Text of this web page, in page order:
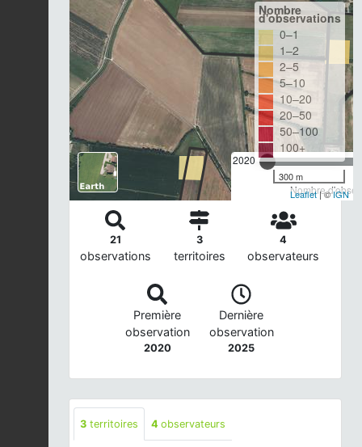
2020
Nombre
Nombre
d'observations
0–1
1–2
2–5
5–10
10–20
20–50
50–100
100+
300 m
Leaflet| ©IGN
21
observations
3
territoires
4
observateurs
Première
observation
2020
Dernière
observation
2025
3 territoires 4 observateurs